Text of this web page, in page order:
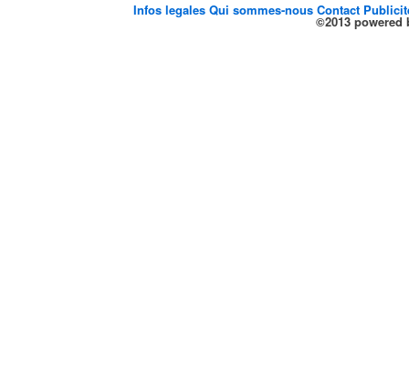
Infos legalesQui sommes-nousContact
©2013 powered